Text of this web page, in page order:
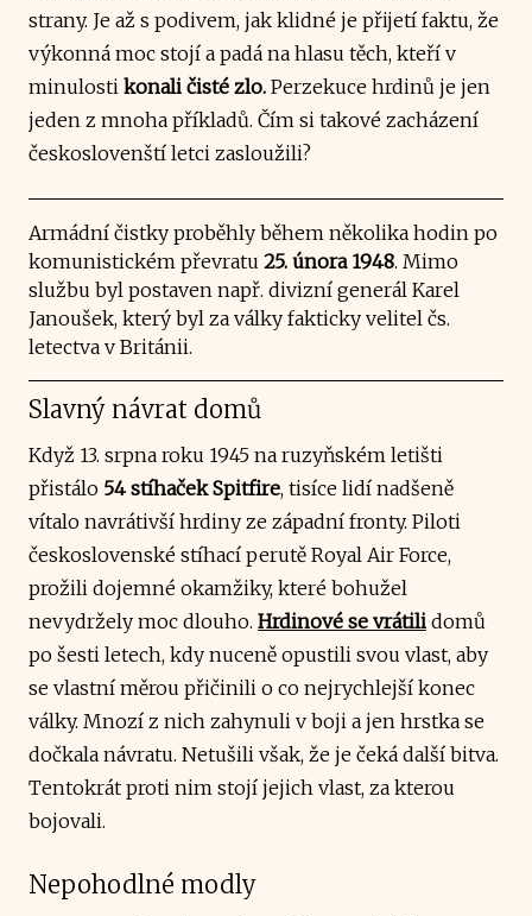
strany. Je až s podivem, jak klidné je přijetí faktu, že
výkonná moc stojí a padá na hlasu těch, kteří v
minulosti konali čisté zlo. Perzekuce hrdinů je jen
jeden z mnoha příkladů. Čím si takové zacházení
českoslovenští letci zasloužili?
Armádní čistky proběhly během několika hodin po
komunistickém převratu 25. února 1948. Mimo
službu byl postaven např. divizní generál Karel
Janoušek, který byl za války fakticky velitel čs.
letectva v Británii.
Slavný návrat domů
Když 13. srpna roku 1945 na ruzyňském letišti
přistálo 54 stíhaček Spitfire, tisíce lidí nadšeně
vítalo navrátivší hrdiny ze západní fronty. Piloti
československé stíhací perutě Royal Air Force,
prožili dojemné okamžiky, které bohužel
nevydržely moc dlouho. Hrdinové se vrátili domů
po šesti letech, kdy nuceně opustili svou vlast, aby
se vlastní měrou přičinili o co nejrychlejší konec
války. Mnozí z nich zahynuli v boji a jen hrstka se
dočkala návratu. Netušili však, že je čeká další bitva.
Tentokrát proti nim stojí jejich vlast, za kterou
bojovali.
Nepohodlné modly